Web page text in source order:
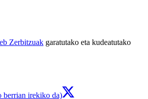
Zerbitzuak garatutako eta kudeatutako
berrian irekiko da)